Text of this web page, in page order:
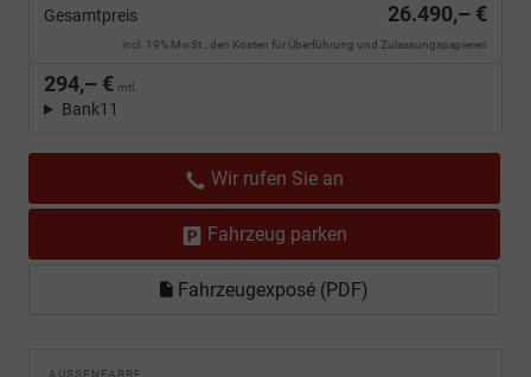
Gesamtpreis 26.490,– €
incl. 19% MwSt., den Kosten für Überführung und Zulassungspapieren
294,– € mtl.
Bank11
Wir rufen Sie an
Fahrzeug parken
Fahrzeugexposé (PDF)
AUSSENFARBE